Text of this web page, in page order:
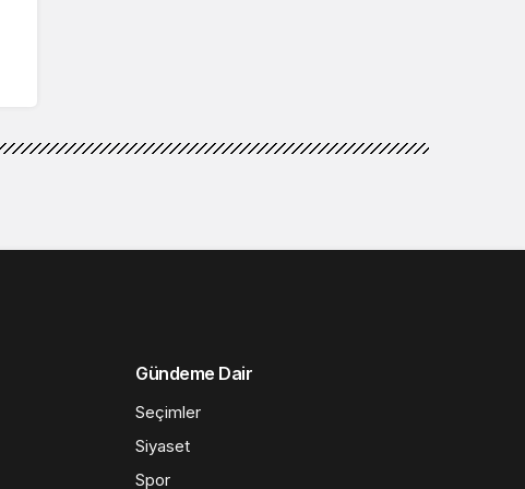
Gündeme Dair
Seçimler
Siyaset
Spor